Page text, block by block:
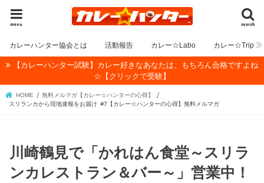
search
menu
カレーハンター協会とは 活動報告 カレー☆Labo カレー☆Trip
【カレーハンター試験】カレー好きなあなたは、もちろん合格ですよね
☆【クリックで受験】
HOME
無料メルマガ【カレー☆ハンターの心得】
スリランカから現地速報をお届け #7【カレー☆ハンターの心得】無料メルマガ
川崎鶴見で「かれはん食堂～スリラ
ンカレストラン＆バー～」営業中！